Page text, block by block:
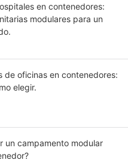
en contenedores:
modulares para un
de oficinas en contenedores:
elegir.
un campamento modular